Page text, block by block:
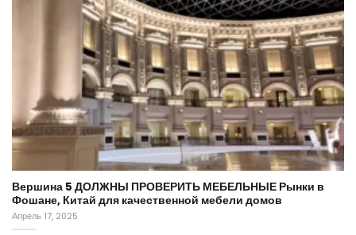
Вершина 5 ДОЛЖНЫ ПРОВЕРИТЬ МЕБЕЛЬНЫЕ Рынки в
Фошане, Китай для качественной мебели домов
Апрель 17, 2025